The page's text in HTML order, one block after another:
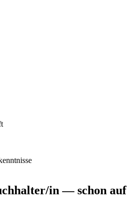
in— schon auf